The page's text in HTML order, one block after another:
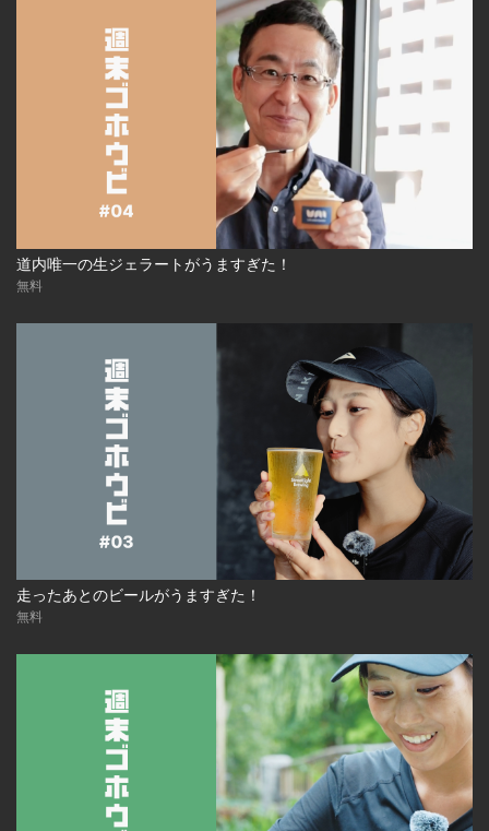
道内唯一の生ジェラートがうますぎた！
無料
走ったあとのビールがうますぎた！
無料